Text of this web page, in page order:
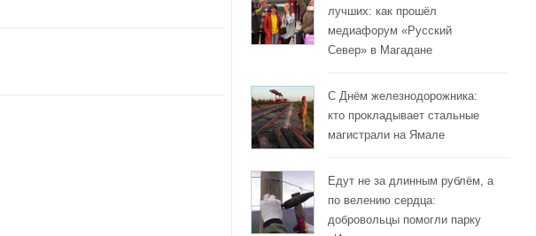
лучших: как прошёл
медиафорум «Русский
Север» в Магадане
С Днём железнодорожника:
кто прокладывает стальные
магистрали на Ямале
Едут не за длинным рублём, а
по велению сердца:
добровольцы помогли парку